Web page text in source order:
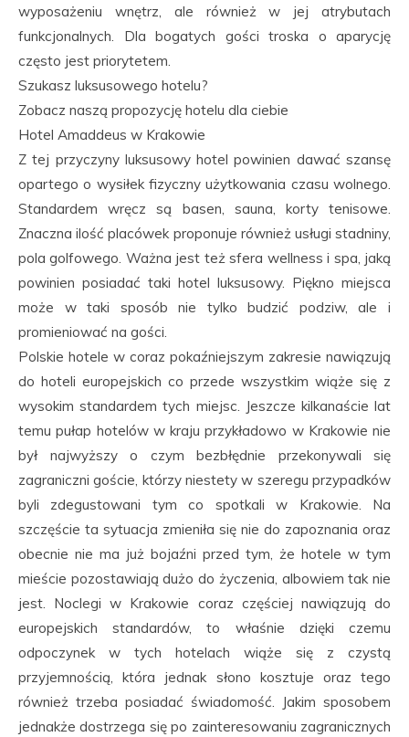
wyposażeniu wnętrz, ale również w jej atrybutach
funkcjonalnych. Dla bogatych gości troska o aparycję
często jest priorytetem.
Szukasz luksusowego hotelu?
Zobacz naszą propozycję hotelu dla ciebie
Hotel Amaddeus w Krakowie
Z tej przyczyny luksusowy hotel powinien dawać szansę
opartego o wysiłek fizyczny użytkowania czasu wolnego.
Standardem wręcz są basen, sauna, korty tenisowe.
Znaczna ilość placówek proponuje również usługi stadniny,
pola golfowego. Ważna jest też sfera wellness i spa, jaką
powinien posiadać taki hotel luksusowy. Piękno miejsca
może w taki sposób nie tylko budzić podziw, ale i
promieniować na gości.
Polskie hotele w coraz pokaźniejszym zakresie nawiązują
do hoteli europejskich co przede wszystkim wiąże się z
wysokim standardem tych miejsc. Jeszcze kilkanaście lat
temu pułap hotelów w kraju przykładowo w Krakowie nie
był najwyższy o czym bezbłędnie przekonywali się
zagraniczni goście, którzy niestety w szeregu przypadków
byli zdegustowani tym co spotkali w Krakowie. Na
szczęście ta sytuacja zmieniła się nie do zapoznania oraz
obecnie nie ma już bojaźni przed tym, że hotele w tym
mieście pozostawiają dużo do życzenia, albowiem tak nie
jest. Noclegi w Krakowie coraz częściej nawiązują do
europejskich standardów, to właśnie dzięki czemu
odpoczynek w tych hotelach wiąże się z czystą
przyjemnością, która jednak słono kosztuje oraz tego
również trzeba posiadać świadomość. Jakim sposobem
jednakże dostrzega się po zainteresowaniu zagranicznych